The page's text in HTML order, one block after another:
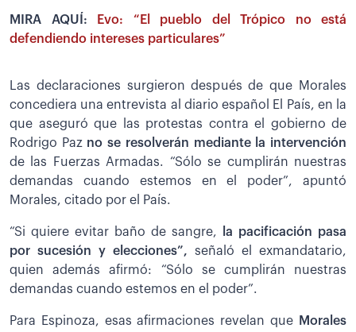
MIRA AQUÍ:
Evo: “El pueblo del Trópico no está
defendiendo intereses particulares”
Las declaraciones surgieron después de que Morales
concediera una entrevista al diario español El País, en la
que aseguró que las protestas contra el gobierno de
Rodrigo Paz no se resolverán mediante la intervención
de las Fuerzas Armadas. “Sólo se cumplirán nuestras
demandas cuando estemos en el poder”, apuntó
Morales, citado por el País.
“Si quiere evitar baño de sangre, la pacificación pasa
por sucesión y elecciones”, señaló el exmandatario,
quien además afirmó: “Sólo se cumplirán nuestras
demandas cuando estemos en el poder”.
Para Espinoza, esas afirmaciones revelan que
Morales